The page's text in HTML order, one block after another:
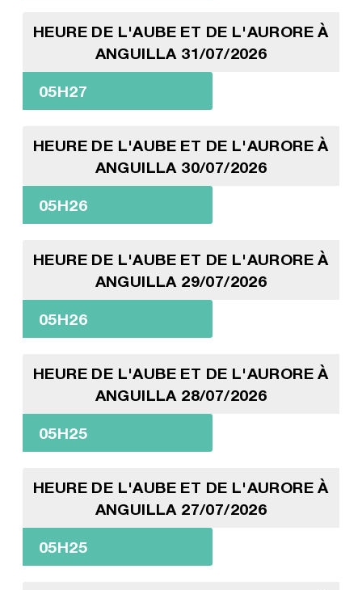
HEURE DE L'AUBE ET DE L'AURORE À
ANGUILLA 31/07/2026
05H27
HEURE DE L'AUBE ET DE L'AURORE À
ANGUILLA 30/07/2026
05H26
HEURE DE L'AUBE ET DE L'AURORE À
ANGUILLA 29/07/2026
05H26
HEURE DE L'AUBE ET DE L'AURORE À
ANGUILLA 28/07/2026
05H25
HEURE DE L'AUBE ET DE L'AURORE À
ANGUILLA 27/07/2026
05H25